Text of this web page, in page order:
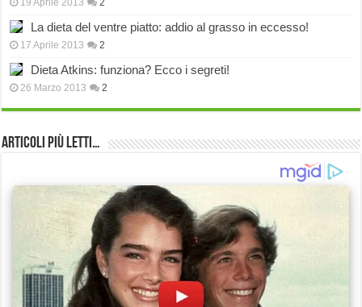
19 Aprile 2013 2
La dieta del ventre piatto: addio al grasso in eccesso!
17 Aprile 2013 2
Dieta Atkins: funziona? Ecco i segreti!
26 Marzo 2013 2
Articoli più Letti…